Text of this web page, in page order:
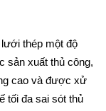
thép một độ
sản xuất thủ công,
cao và được xử
tối đa sai sót thủ